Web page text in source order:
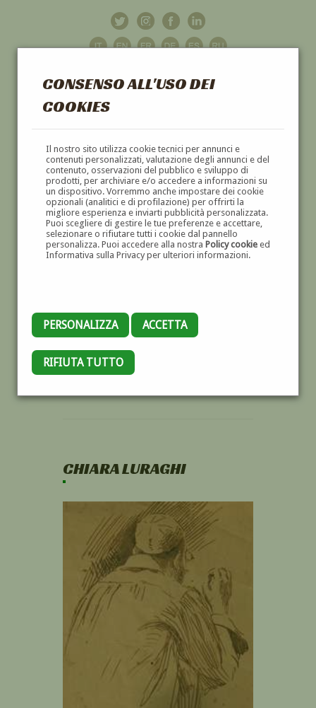
CONSENSO ALL'USO DEI
COOKIES
Il nostro sito utilizza cookie tecnici per annunci e
contenuti personalizzati, valutazione degli annunci e del
contenuto, osservazioni del pubblico e sviluppo di
prodotti, per archiviare e/o accedere a informazioni su
un dispositivo. Vorremmo anche impostare dei cookie
opzionali (analitici e di profilazione) per offrirti la
migliore esperienza e inviarti pubblicità personalizzata.
Puoi scegliere di gestire le tue preferenze e accettare,
selezionare o rifiutare tutti i cookie dal pannello
personalizza. Puoi accedere alla nostra Policy cookieed
Informativa sulla Privacy per ulteriori informazioni.
PERSONALIZZA ACCETTA
RIFIUTA TUTTO
GALLERIAD'ARTE
DIPINTI E SCULTURE '800 E '900
CHIARA LURAGHI